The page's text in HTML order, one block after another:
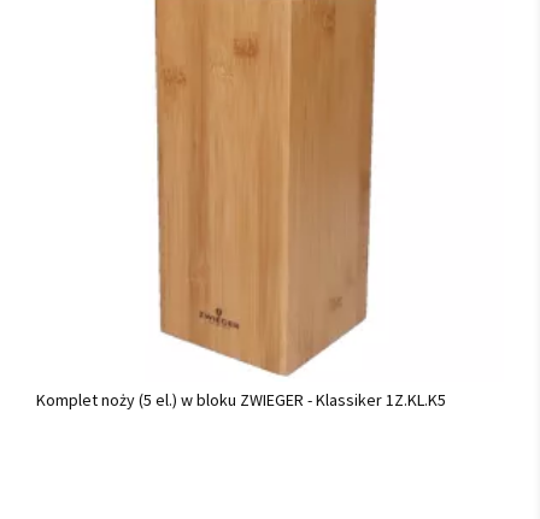
Komplet noży (5 el.) w bloku ZWIEGER - Klassiker 1Z.KL.K5